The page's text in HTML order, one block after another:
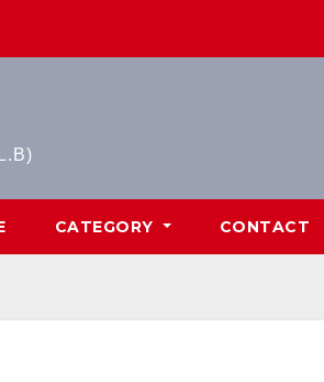
CATEGORY CONTACT